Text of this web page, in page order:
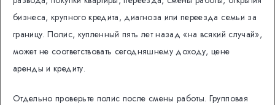
бизнеса, крупного кредита, диагноза или переезда семьи за
границу. Полис, купленный пять лет назад «на всякий случай»,
может не соответствовать сегодняшнему доходу, цене
аренды и кредиту.
Отдельно проверьте полис после смены работы. Групповая